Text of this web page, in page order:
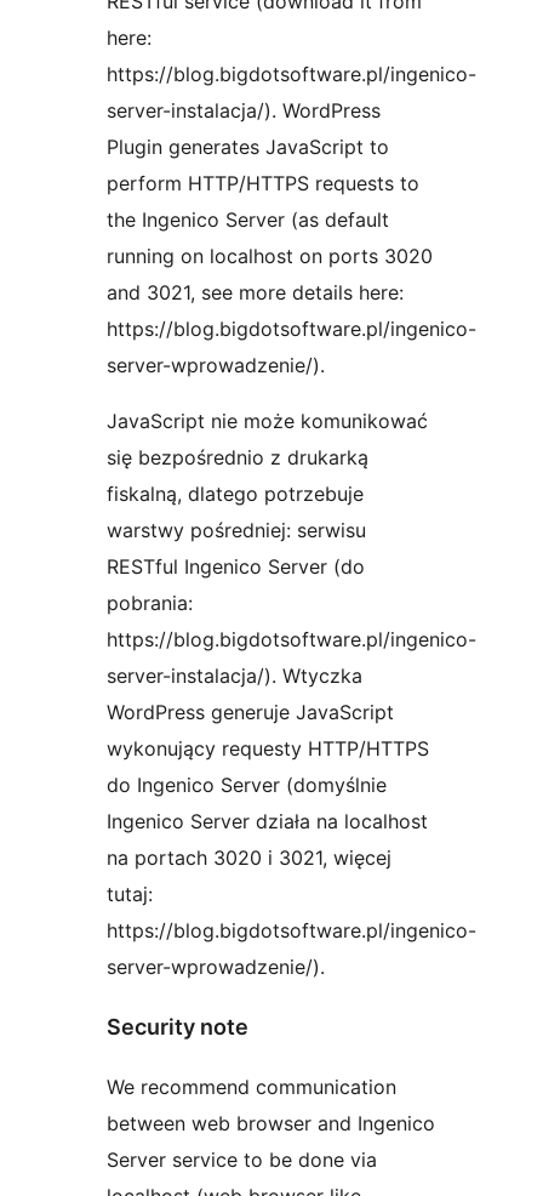
here:
https://blog.bigdotsoftware.pl/ingenico-
server-instalacja/). WordPress
Plugin generates JavaScript to
perform HTTP/HTTPS requests to
the Ingenico Server (as default
running on localhost on ports 3020
and 3021, see more details here:
https://blog.bigdotsoftware.pl/ingenico-
server-wprowadzenie/).
JavaScript nie może komunikować
się bezpośrednio z drukarką
fiskalną, dlatego potrzebuje
warstwy pośredniej: serwisu
RESTful Ingenico Server (do
pobrania:
https://blog.bigdotsoftware.pl/ingenico-
server-instalacja/). Wtyczka
WordPress generuje JavaScript
wykonujący requesty HTTP/HTTPS
do Ingenico Server (domyślnie
Ingenico Server działa na localhost
na portach 3020 i 3021, więcej
tutaj:
https://blog.bigdotsoftware.pl/ingenico-
server-wprowadzenie/).
Security note
We recommend communication
between web browser and Ingenico
Server service to be done via